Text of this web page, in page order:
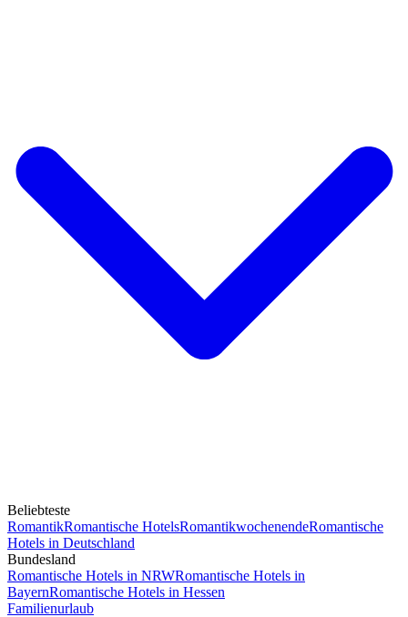
Beliebteste
RomantikRomantische HotelsRomantikwochenendeRomantische
Hotels in Deutschland
Bundesland
Romantische Hotels in NRWRomantische Hotels in
BayernRomantische Hotels in Hessen
Familienurlaub